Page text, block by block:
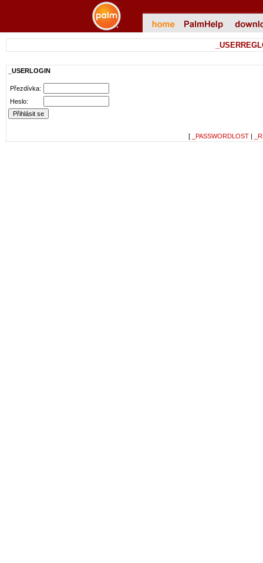
_USERLOGIN
Přezdívka:
Heslo:
[ _PASSWORDLOST |